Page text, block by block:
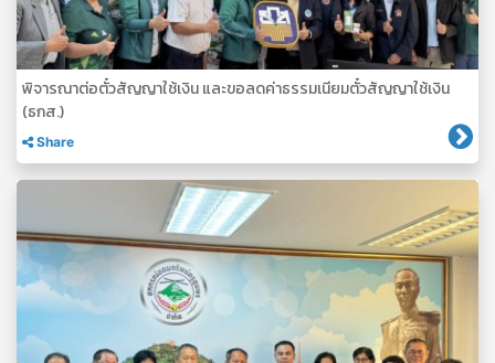
พิจารณาต่อตั๋วสัญญาใช้เงิน และขอลดค่าธรรมเนียมตั๋วสัญญาใช้เงิน
(ธกส.)
Share